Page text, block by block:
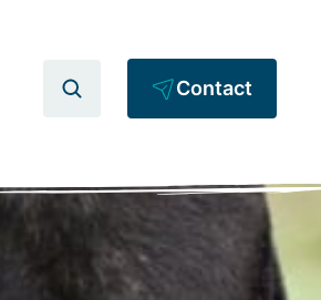
Contact